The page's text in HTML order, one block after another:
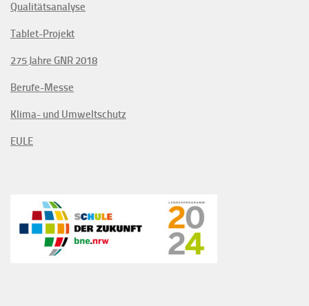
Qualitätsanalyse
Tablet-Projekt
275 Jahre GNR 2018
Berufe-Messe
Klima- und Umweltschutz
EULE